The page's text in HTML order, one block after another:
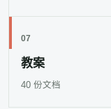
07
教案
40 份文档